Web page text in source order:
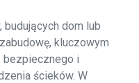
dom lub
kluczowym
bezpiecznego i
ścieków. W